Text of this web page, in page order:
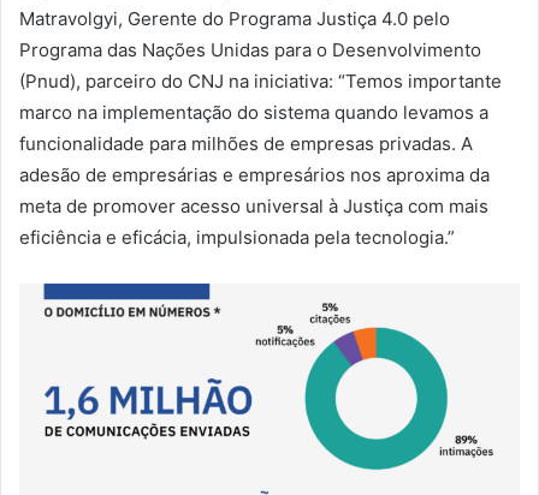
Matravolgyi, Gerente do Programa Justiça 4.0 pelo
Programa das Nações Unidas para o Desenvolvimento
(Pnud), parceiro do CNJ na iniciativa: “Temos importante
marco na implementação do sistema quando levamos a
funcionalidade para milhões de empresas privadas. A
adesão de empresárias e empresários nos aproxima da
meta de promover acesso universal à Justiça com mais
eficiência e eficácia, impulsionada pela tecnologia.”